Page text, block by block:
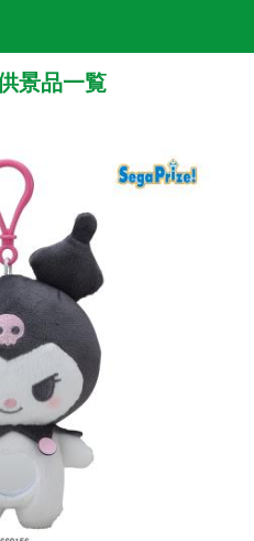
景品一覧